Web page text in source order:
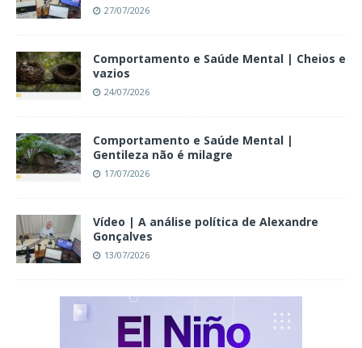
27/07/2026
Comportamento e Saúde Mental | Cheios e
vazios
24/07/2026
Comportamento e Saúde Mental |
Gentileza não é milagre
17/07/2026
Vídeo | A análise política de Alexandre
Gonçalves
13/07/2026